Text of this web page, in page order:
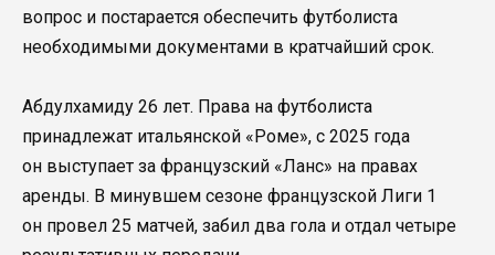
вопрос и постарается обеспечить футболиста
необходимыми документами в кратчайший срок.
Абдулхамиду 26 лет. Права на футболиста
принадлежат итальянской «Роме», с 2025 года
он выступает за французский «Ланс» на правах
аренды. В минувшем сезоне французской Лиги 1
он провел 25 матчей, забил два гола и отдал четыре